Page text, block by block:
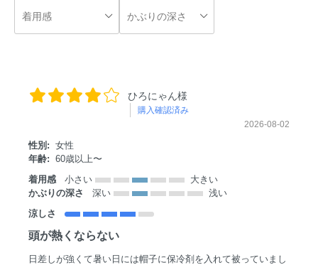
ひろにゃん様
購入確認済み
2026-08-02
性別: 女性
年齢: 60歳以上〜
着用感
小さい
大きい
かぶりの深さ
深い
浅い
涼しさ
頭が熱くならない
日差しが強くて暑い日には帽子に保冷剤を入れて被っていまし